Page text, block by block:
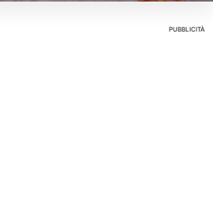
PUBBLICITÀ